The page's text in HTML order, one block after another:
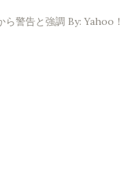
警告と強調 By: Yahoo！